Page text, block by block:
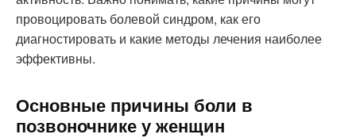
провоцировать болевой синдром, как его
диагностировать и какие методы лечения наиболее
эффективны.
Основные причины боли в
позвоночнике у женщин